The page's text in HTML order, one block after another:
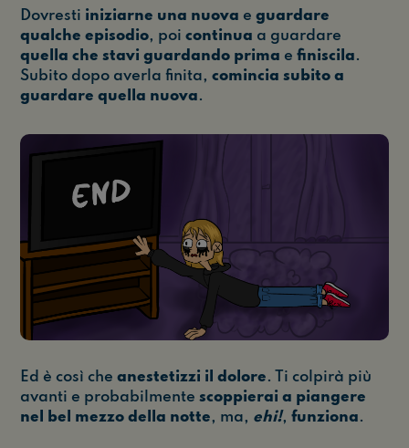
Dovresti iniziarne una nuova eguardare
qualche episodio, poicontinua a guardare
quella che stavi guardando prima efiniscila.
Subito dopo averla finita,comincia subito a
guardare quella nuova.
Ed è così cheanestetizzi il dolore. Ti colpirà più
avanti e probabilmentescoppierai a piangere
nel bel mezzo della notte, ma, ehi!,funziona.